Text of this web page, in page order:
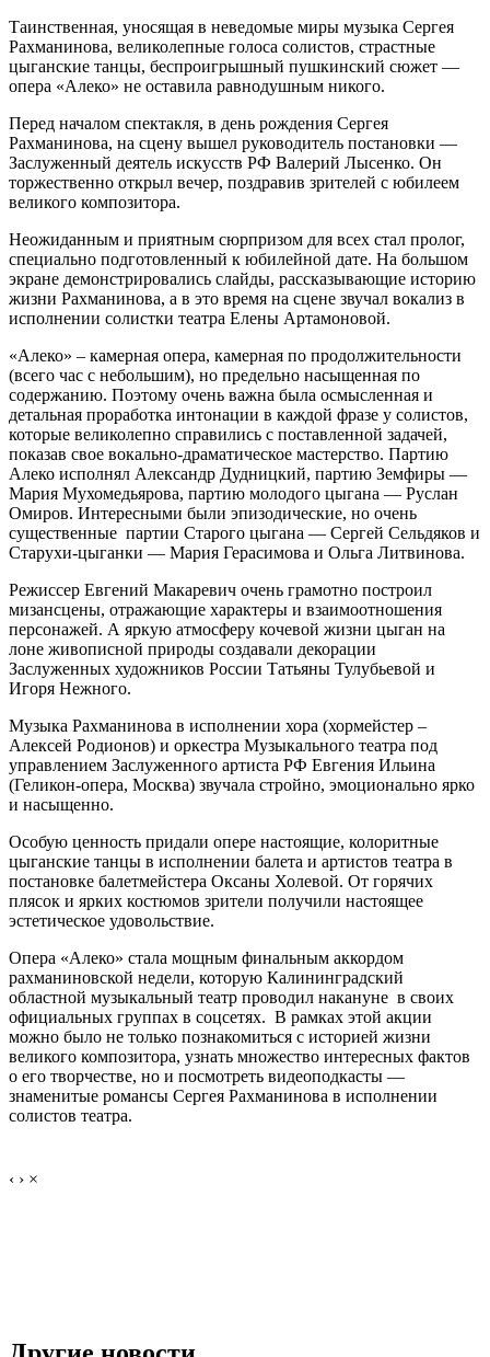
Таинственная, уносящая в неведомые миры музыка Сергея
Рахманинова, великолепные голоса солистов, страстные
цыганские танцы, беспроигрышный пушкинский сюжет —
опера «Алеко» не оставила равнодушным никого.
Перед началом спектакля, в день рождения Сергея
Рахманинова, на сцену вышел руководитель постановки —
Заслуженный деятель искусств РФ Валерий Лысенко. Он
торжественно открыл вечер, поздравив зрителей с юбилеем
великого композитора.
Неожиданным и приятным сюрпризом для всех стал пролог,
специально подготовленный к юбилейной дате. На большом
экране демонстрировались слайды, рассказывающие историю
жизни Рахманинова, а в это время на сцене звучал вокализ в
исполнении солистки театра Елены Артамоновой.
«Алеко» – камерная опера, камерная по продолжительности
(всего час с небольшим), но предельно насыщенная по
содержанию. Поэтому очень важна была осмысленная и
детальная проработка интонации в каждой фразе у солистов,
которые великолепно справились с поставленной задачей,
показав свое вокально-драматическое мастерство. Партию
Алеко исполнял Александр Дудницкий, партию Земфиры —
Мария Мухомедьярова, партию молодого цыгана — Руслан
Омиров. Интересными были эпизодические, но очень
существенные партии Старого цыгана — Сергей Сельдяков и
Старухи-цыганки — Мария Герасимова и Ольга Литвинова.
Режиссер Евгений Макаревич очень грамотно построил
мизансцены, отражающие характеры и взаимоотношения
персонажей. А яркую атмосферу кочевой жизни цыган на
лоне живописной природы создавали декорации
Заслуженных художников России Татьяны Тулубьевой и
Игоря Нежного.
Музыка Рахманинова в исполнении хора (хормейстер –
Алексей Родионов) и оркестра Музыкального театра под
управлением Заслуженного артиста РФ Евгения Ильина
(Геликон-опера, Москва) звучала стройно, эмоционально ярко
и насыщенно.
Особую ценность придали опере настоящие, колоритные
цыганские танцы в исполнении балета и артистов театра в
постановке балетмейстера Оксаны Холевой. От горячих
плясок и ярких костюмов зрители получили настоящее
эстетическое удовольствие.
Опера «Алеко» стала мощным финальным аккордом
рахманиновской недели, которую Калининградский
областной музыкальный театр проводил накануне в своих
официальных группах в соцсетях. В рамках этой акции
можно было не только познакомиться с историей жизни
великого композитора, узнать множество интересных фактов
о его творчестве, но и посмотреть видеоподкасты —
знаменитые романсы Сергея Рахманинова в исполнении
солистов театра.
‹ › ×